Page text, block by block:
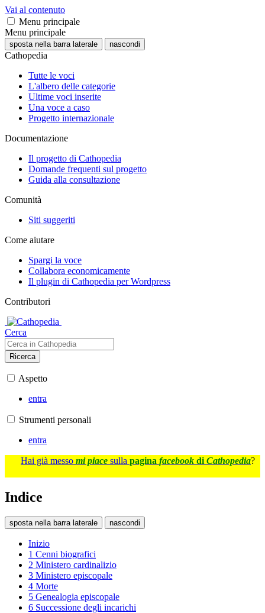
Vai al contenuto
Menu principale
Menu principale
sposta nella barra laterale nascondi
Cathopedia
Tutte le voci
L'albero delle categorie
Ultime voci inserite
Una voce a caso
Progetto internazionale
Documentazione
Il progetto di Cathopedia
Domande frequenti sul progetto
Guida alla consultazione
Comunità
Siti suggeriti
Come aiutare
Spargi la voce
Collabora economicamente
Il plugin di Cathopedia per Wordpress
Contributori
Cerca
Ricerca
Aspetto
entra
Strumenti personali
entra
Hai già messo mi piace sulla pagina facebook di Cathopedia?
Indice
sposta nella barra laterale nascondi
Inizio
1 Cenni biografici
2 Ministero cardinalizio
3 Ministero episcopale
4 Morte
5 Genealogia episcopale
6 Successione degli incarichi